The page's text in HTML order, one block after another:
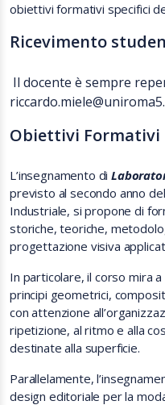
obiettivi formativi specifici
Ricevimento
Il docente è sempre
Obiettivi Formativi
L’insegnamento di
previsto al secondo anno
Industriale, si propone di
storiche, teoriche,
progettazione visiva
In particolare, il corso mira
principi geometrici,
con attenzione
ripetizione, al ritmo e alla
destinate alla superficie.
Parallelamente,
design editoriale per la